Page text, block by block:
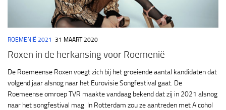
ROEMENIË 2021 31 MAART 2020
Roxen in de herkansing voor Roemenië
De Roemeense Roxen voegt zich bij het groeiende aantal kandidaten dat
volgend jaar alsnog naar het Eurovisie Songfestival gaat. De
Roemeense omroep TVR maakte vandaag bekend dat zij in 2021 alsnog
naar het songfestival mag. In Rotterdam zou ze aantreden met Alcohol